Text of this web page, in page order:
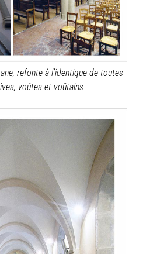
refonte à l’identique de toutes
voûtes et voûtains